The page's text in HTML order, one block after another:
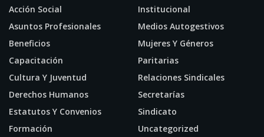
Acción Social
Asuntos Profesionales
Beneficios
Capacitación
Cultura Y Juventud
Derechos Humanos
Estatutos Y Convenios
Formación
Institucional
Medios Autogestivos
Mujeres Y Géneros
Paritarias
Relaciones Sindicales
Secretarías
Sindicato
Uncategorized